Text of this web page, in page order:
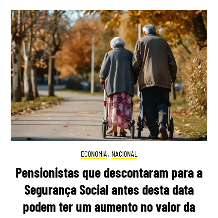
ECONOMIA , NACIONAL
Pensionistas que descontaram para a
Segurança Social antes desta data
podem ter um aumento no valor da